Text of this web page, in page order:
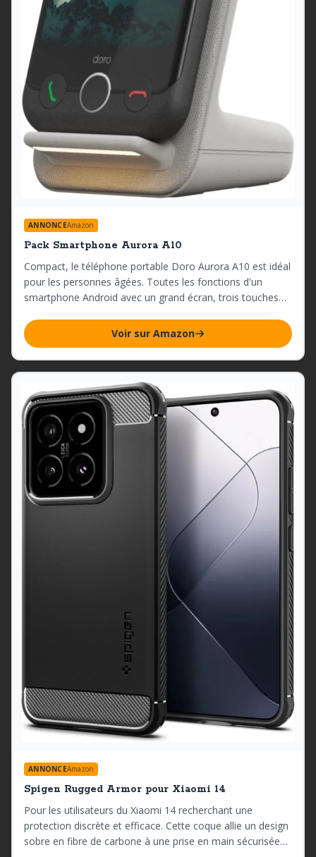
ANNONCEAmazon
Pack Smartphone Aurora A10
Compact, le téléphone portable Doro Aurora A10 est idéal
pour les personnes âgées. Toutes les fonctions d'un
smartphone Android avec un grand écran, trois touches
Voir sur Amazon
ANNONCEAmazon
Spigen Rugged Armor pour Xiaomi 14
Pour les utilisateurs du Xiaomi 14 recherchant une
protection discrète et efficace. Cette coque allie un design
sobre en fibre de carbone à une prise en main sécurisée